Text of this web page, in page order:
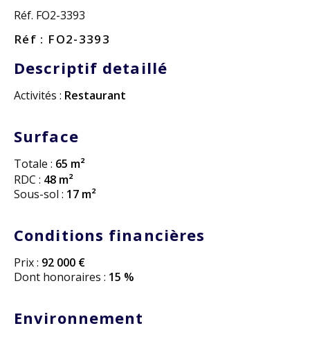
Réf. FO2-3393
Réf : FO2-3393
Descriptif detaillé
Activités : Restaurant
Surface
Totale : 65 m²
RDC : 48 m²
Sous-sol : 17 m²
Conditions financières
Prix : 92 000 €
Dont honoraires : 15 %
Environnement